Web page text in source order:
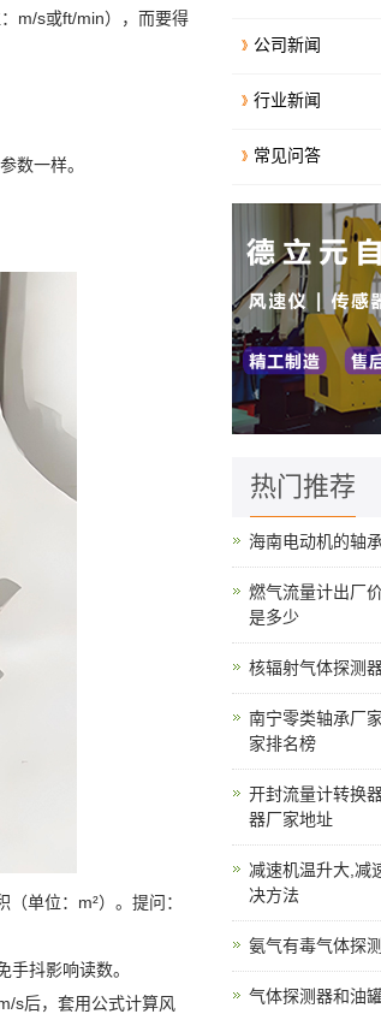
m/s或ft/min），而要得
数一样。
单位：m²）。提问：
抖影响读数。
s后，套用公式计算风
公司新闻
行业新闻
常见问答
热门推荐
海南电动机的轴
燃气流量计出厂
是多少
核辐射气体探测
南宁零类轴承厂
家排名榜
开封流量计转换
器厂家地址
减速机温升大,减
决方法
氨气有毒气体探
气体探测器和油